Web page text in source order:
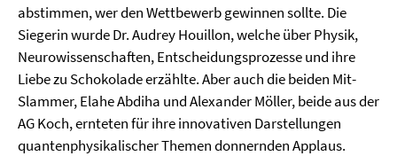
abstimmen, wer den Wettbewerb gewinnen sollte. Die
Siegerin wurde Dr. Audrey Houillon, welche über Physik,
Neurowissenschaften, Entscheidungsprozesse und ihre
Liebe zu Schokolade erzählte. Aber auch die beiden Mit-
Slammer, Elahe Abdiha und Alexander Möller, beide aus der
AG Koch, ernteten für ihre innovativen Darstellungen
quantenphysikalischer Themen donnernden Applaus.